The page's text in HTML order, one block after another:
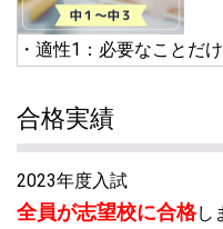
・適性1：必要なことだ
合格実績
2023年度入試
全員が志望校に合格し